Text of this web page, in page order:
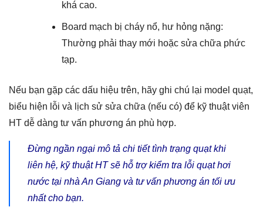
khá cao.
Board mạch bị cháy nổ, hư hỏng nặng:
Thường phải thay mới hoặc sửa chữa phức
tạp.
Nếu bạn gặp các dấu hiệu trên, hãy ghi chú lại model quạt,
biểu hiện lỗi và lịch sử sửa chữa (nếu có) để kỹ thuật viên
HT dễ dàng tư vấn phương án phù hợp.
Đừng ngần ngại mô tả chi tiết tình trạng quạt khi
liên hệ, kỹ thuật HT sẽ hỗ trợ kiểm tra lỗi quạt hơi
nước tại nhà An Giang và tư vấn phương án tối ưu
nhất cho bạn.